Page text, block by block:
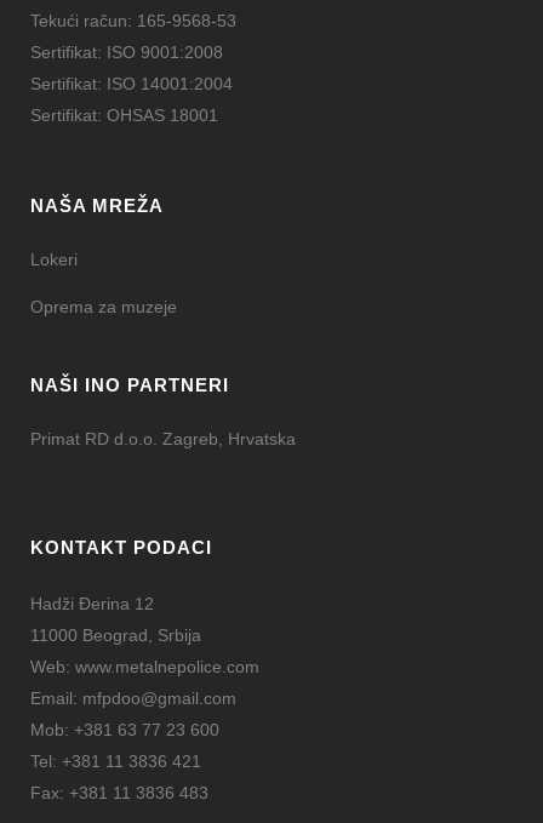
Tekući račun: 165-9568-53
Sertifikat: ISO 9001:2008
Sertifikat: ISO 14001:2004
Sertifikat: OHSAS 18001
NAŠA MREŽA
Lokeri
Oprema za muzeje
NAŠI INO PARTNERI
Primat RD d.o.o. Zagreb, Hrvatska
KONTAKT PODACI
Hadži Đerina 12
11000 Beograd, Srbija
Web: www.metalnepolice.com
Email: mfpdoo@gmail.com
Mob: +381 63 77 23 600
Tel: +381 11 3836 421
Fax: +381 11 3836 483